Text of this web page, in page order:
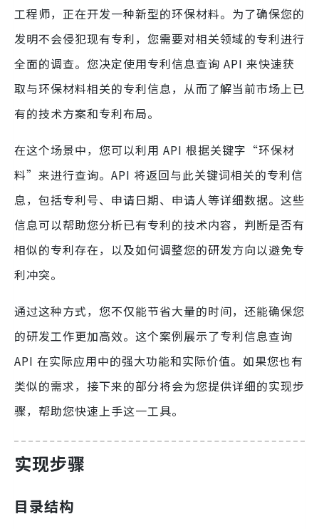
工程师，正在开发一种新型的环保材料。为了确保您的
发明不会侵犯现有专利，您需要对相关领域的专利进行
全面的调查。您决定使用专利信息查询 API 来快速获
取与环保材料相关的专利信息，从而了解当前市场上已
有的技术方案和专利布局。
在这个场景中，您可以利用 API 根据关键字“环保材
料”来进行查询。API 将返回与此关键词相关的专利信
息，包括专利号、申请日期、申请人等详细数据。这些
信息可以帮助您分析已有专利的技术内容，判断是否有
相似的专利存在，以及如何调整您的研发方向以避免专
利冲突。
通过这种方式，您不仅能节省大量的时间，还能确保您
的研发工作更加高效。这个案例展示了专利信息查询
API 在实际应用中的强大功能和实际价值。如果您也有
类似的需求，接下来的部分将会为您提供详细的实现步
骤，帮助您快速上手这一工具。
实现步骤
目录结构